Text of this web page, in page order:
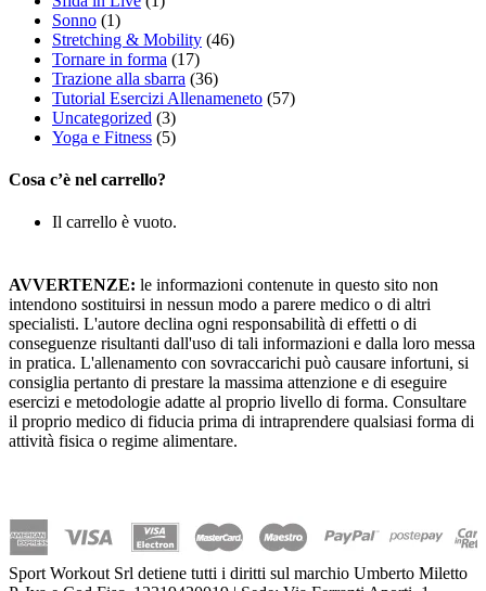
Sonno (1)
Stretching & Mobility (46)
Tornare in forma (17)
Trazione alla sbarra (36)
Tutorial Esercizi Allenameneto (57)
Uncategorized (3)
Yoga e Fitness (5)
Cosa c’è nel carrello?
Il carrello è vuoto.
AVVERTENZE: le informazioni contenute in questo sito non
intendono sostituirsi in nessun modo a parere medico o di altri
specialisti. L'autore declina ogni responsabilità di effetti o di
conseguenze risultanti dall'uso di tali informazioni e dalla loro messa
in pratica. L'allenamento con sovraccarichi può causare infortuni, si
consiglia pertanto di prestare la massima attenzione e di eseguire
esercizi e metodologie adatte al proprio livello di forma. Consultare
il proprio medico di fiducia prima di intraprendere qualsiasi forma di
attività fisica o regime alimentare.
Sport Workout Srl detiene tutti i diritti sul marchio Umberto Miletto